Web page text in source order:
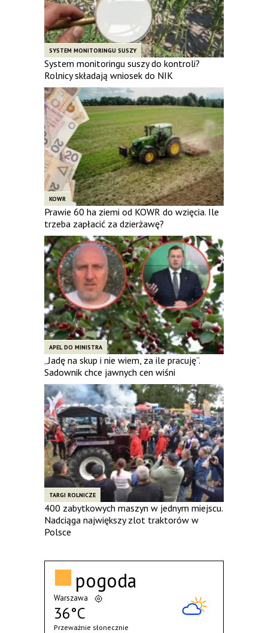
SYSTEM MONITORINGU SUSZY
System monitoringu suszy do kontroli?
Rolnicy składają wniosek do NIK
KOWR
Prawie 60 ha ziemi od KOWR do wzięcia. Ile
trzeba zapłacić za dzierżawę?
APEL DO MINISTRA
„Jadę na skup i nie wiem, za ile pracuję”.
Sadownik chce jawnych cen wiśni
TARGI ROLNICZE
400 zabytkowych maszyn w jednym miejscu.
Nadciąga największy zlot traktorów w
Polsce
pogoda
Warszawa
36°C
Przeważnie słonecznie